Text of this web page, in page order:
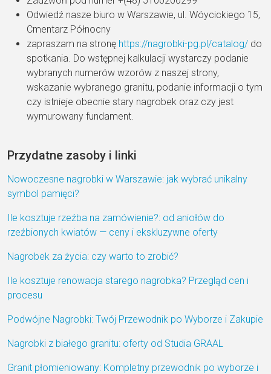
Odwiedź nasze biuro w Warszawie, ul. Wóycickiego 15,
Cmentarz Północny
zapraszam na stronę https://nagrobki-pg.pl/catalog/ do
spotkania. Do wstępnej kalkulacji wystarczy podanie
wybranych numerów wzorów z naszej strony,
wskazanie wybranego granitu, podanie informacji o tym
czy istnieje obecnie stary nagrobek oraz czy jest
wymurowany fundament.
Przydatne zasoby i linki
Nowoczesne nagrobki w Warszawie: jak wybrać unikalny
symbol pamięci?
Ile kosztuje rzeźba na zamówienie?: od aniołów do
rzeźbionych kwiatów — ceny i ekskluzywne oferty
Nagrobek za życia: czy warto to zrobić?
Ile kosztuje renowacja starego nagrobka? Przegląd cen i
procesu
Podwójne Nagrobki: Twój Przewodnik po Wyborze i Zakupie
Nagrobki z białego granitu: oferty od Studia GRAAL
Granit płomieniowany: Kompletny przewodnik po wyborze i